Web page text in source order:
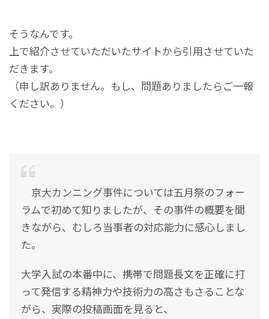
そうなんです。
上で紹介させていただいたサイトから引用させていた
だきます。
（申し訳ありません。もし、問題ありましたらご一報
ください。）
京大カンニング事件については五月祭のフォー
ラムで初めて知りましたが、その事件の概要を聞
きながら、むしろ当事者の対応能力に感心しまし
た。
大学入試の本番中に、携帯で問題長文を正確に打
って発信する精神力や技術力の高さもさることな
がら、実際の投稿画面を見ると、